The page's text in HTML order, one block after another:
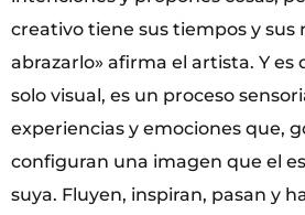
creativo tiene sus tiempos y sus
abrazarlo» afirma el artista. Y es
solo visual, es un proceso
experiencias y emociones que,
configuran una imagen que el
suya. Fluyen, inspiran, pasan y